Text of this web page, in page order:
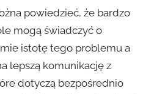
powiedzieć, że bardzo
mogą świadczyć o
istotę tego problemu a
lepszą komunikację z
dotyczą bezpośrednio